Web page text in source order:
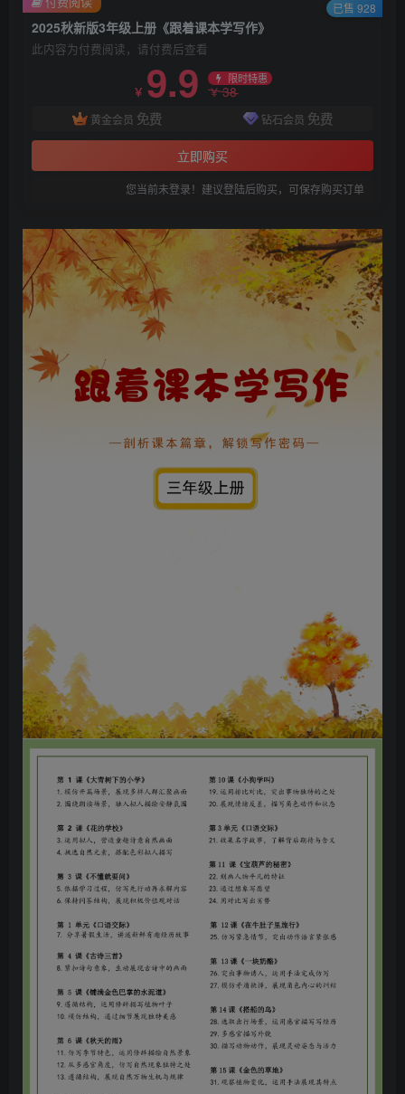
2025秋新版3年级上册《跟着课本学写作》
此内容为付费阅读，请付费后查看
￥ 9.9 限时特惠
￥38
黄金会员 免费 钻石会员 免费
立即购买
您当前未登录！建议登陆后购买，可保存购买订单
已售 928